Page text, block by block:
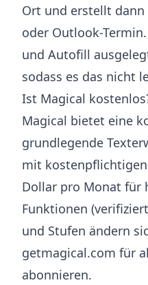
Ort und erstellt dann
oder Outlook-
und Autofill
sodass es das nicht
Ist Magical
Magical bietet eine
grundlegende
mit kostenpflichtigen
Dollar pro Monat für
Funktionen
und Stufen ändern
getmagical.com für
abonnieren.